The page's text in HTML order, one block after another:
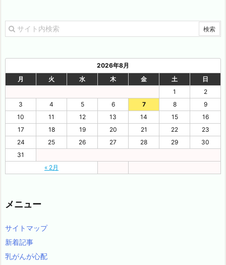
2026年8月
月
火 水 木 金 土 日
« 2月
1
2
3
4 5 6 7 8
9
10
11 12 13 14 15
16
17
18 19 20 21 22
23
24
25 26 27 28 29
30
31
メニュー
サイトマップ
新着記事
乳がんが心配